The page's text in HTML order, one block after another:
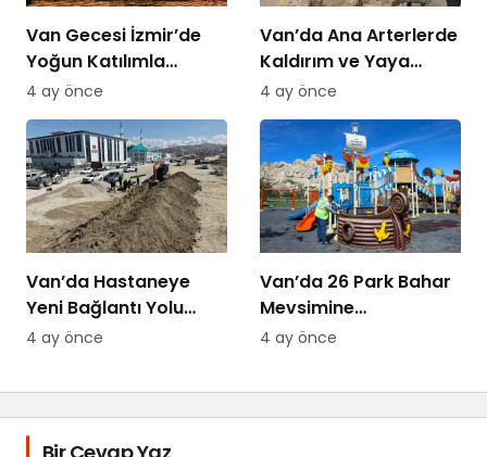
Van Gecesi İzmir’de
Yoğun Katılımla
Düzenlendi
4 ay önce
Van’da Ana Arterlerde
Kaldırım ve Yaya
Yolları Yenileniyor
4 ay önce
Van’da Hastaneye
Yeni Bağlantı Yolu
Yapılıyor
4 ay önce
Van’da 26 Park Bahar
Mevsimine
Hazırlanıyor
4 ay önce